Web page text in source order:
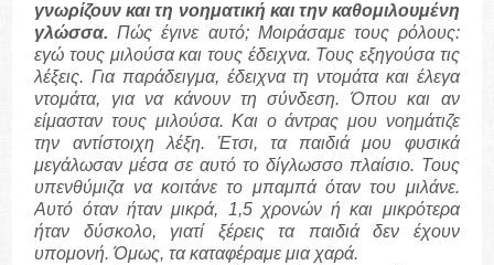
γνωρίζουν και τη νοηματική και την καθομιλουμένη
γλώσσα. Πώς έγινε αυτό; Μοιράσαμε τους ρόλους:
εγώ τους μιλούσα και τους έδειχνα. Τους εξηγούσα τις
λέξεις. Για παράδειγμα, έδειχνα τη ντομάτα και έλεγα
ντομάτα, για να κάνουν τη σύνδεση. Όπου και αν
είμασταν τους μιλούσα. Και ο άντρας μου νοημάτιζε
την αντίστοιχη λέξη. Έτσι, τα παιδιά μου φυσικά
μεγάλωσαν μέσα σε αυτό το δίγλωσσο πλαίσιο. Τους
υπενθύμιζα να κοιτάνε το μπαμπά όταν του μιλάνε.
Αυτό όταν ήταν μικρά, 1,5 χρονών ή και μικρότερα
ήταν δύσκολο, γιατί ξέρεις τα παιδιά δεν έχουν
υπομονή. Όμως, τα καταφέραμε μια χαρά.